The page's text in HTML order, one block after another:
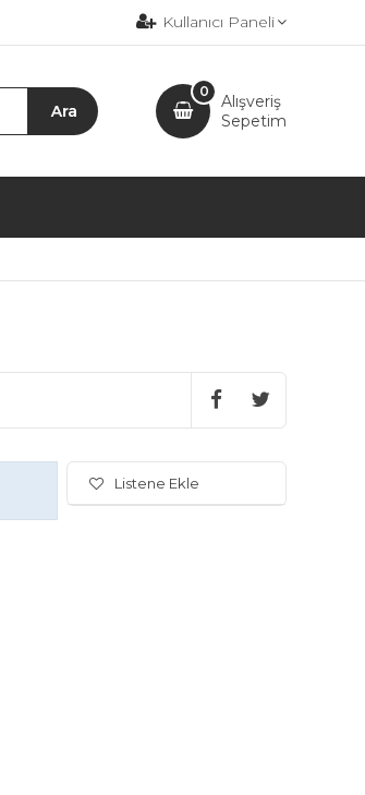
Kullanıcı Paneli
Alışveriş
Sepetim
0
Listene Ekle